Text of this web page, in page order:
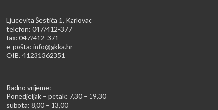
Ljudevita Šestića 1, Karlovac
telefon: 047/412-377
fax: 047/412-371
e-pošta:info@gkka.hr
OIB: 41231362351
—–
Radno vrijeme:
Ponedjeljak – petak: 7,30 – 19,30
subota: 8,00 – 13,00